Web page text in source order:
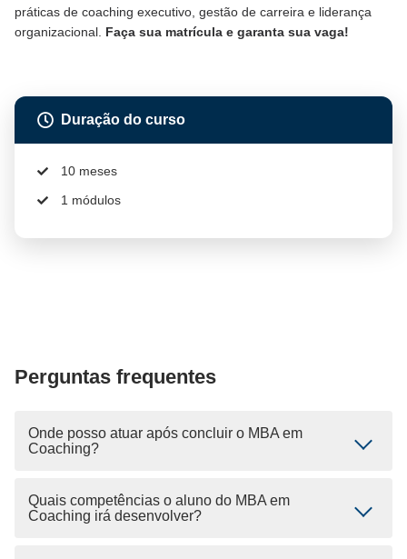
práticas de coaching executivo, gestão de carreira e liderança
organizacional. Faça sua matrícula e garanta sua vaga!
Duração do curso
10 meses
1 módulos
Perguntas frequentes
Onde posso atuar após concluir o MBA em
Coaching?
Quais competências o aluno do MBA em
Coaching irá desenvolver?